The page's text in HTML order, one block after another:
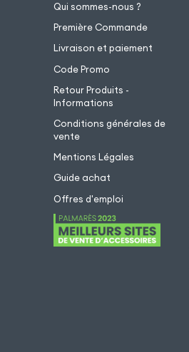
Qui sommes-nous ?
Première Commande
Livraison et paiement
Code Promo
Retour Produits -
Informations
Conditions générales de
vente
Mentions Légales
Guide achat
Offres d'emploi